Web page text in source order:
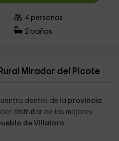
4 personas
2 baños
Mirador del Picote
dentro de la provincia
disfrutar de las mejores
de Villatoro.